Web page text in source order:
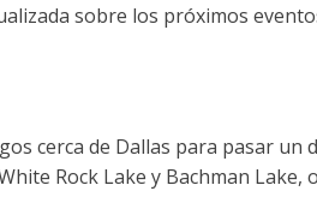
sobre los próximos
cerca de Dallas para pasar un
Rock Lake y Bachman Lake,